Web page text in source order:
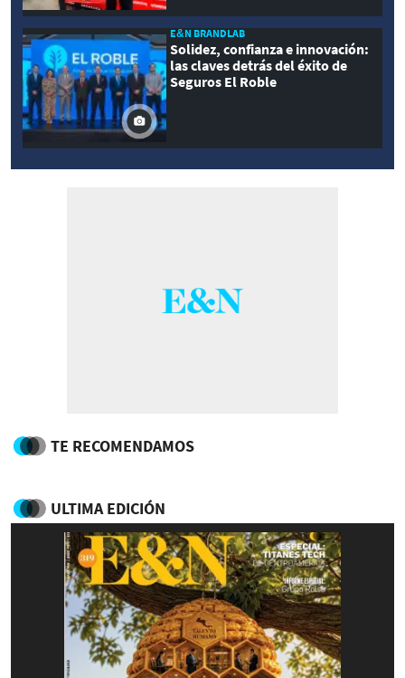
E&N BRANDLAB
Solidez, confianza e innovación:
las claves detrás del éxito de
Seguros El Roble
TE RECOMENDAMOS
ULTIMA EDICIÓN